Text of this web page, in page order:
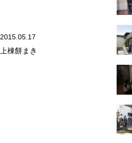
2015.05.17
上棟餅まき